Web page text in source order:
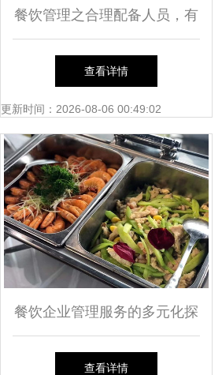
餐饮管理之合理配备人员，有
效设置岗位
查看详情
更新时间：2026-08-06 00:49:02
餐饮企业管理服务的多元化探
索 团餐配送、剧组餐、活动
查看详情